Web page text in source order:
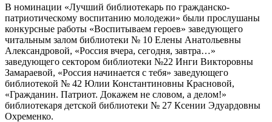
В номинации «Лучший библиотекарь по гражданско-
патриотическому воспитанию молодежи» были прослушаны
конкурсные работы «Воспитываем героев» заведующего
читальным залом библиотеки № 10 Елены Анатольевны
Александровой, «Россия вчера, сегодня, завтра…»
заведующего сектором библиотеки №22 Инги Викторовны
Замараевой, «Россия начинается с тебя» заведующего
библиотекой № 42 Юлии Константиновны Красновой,
«Гражданин. Патриот. Докажем не словом, а делом!»
библиотекаря детской библиотеки № 27 Ксении Эдуардовны
Охременко.